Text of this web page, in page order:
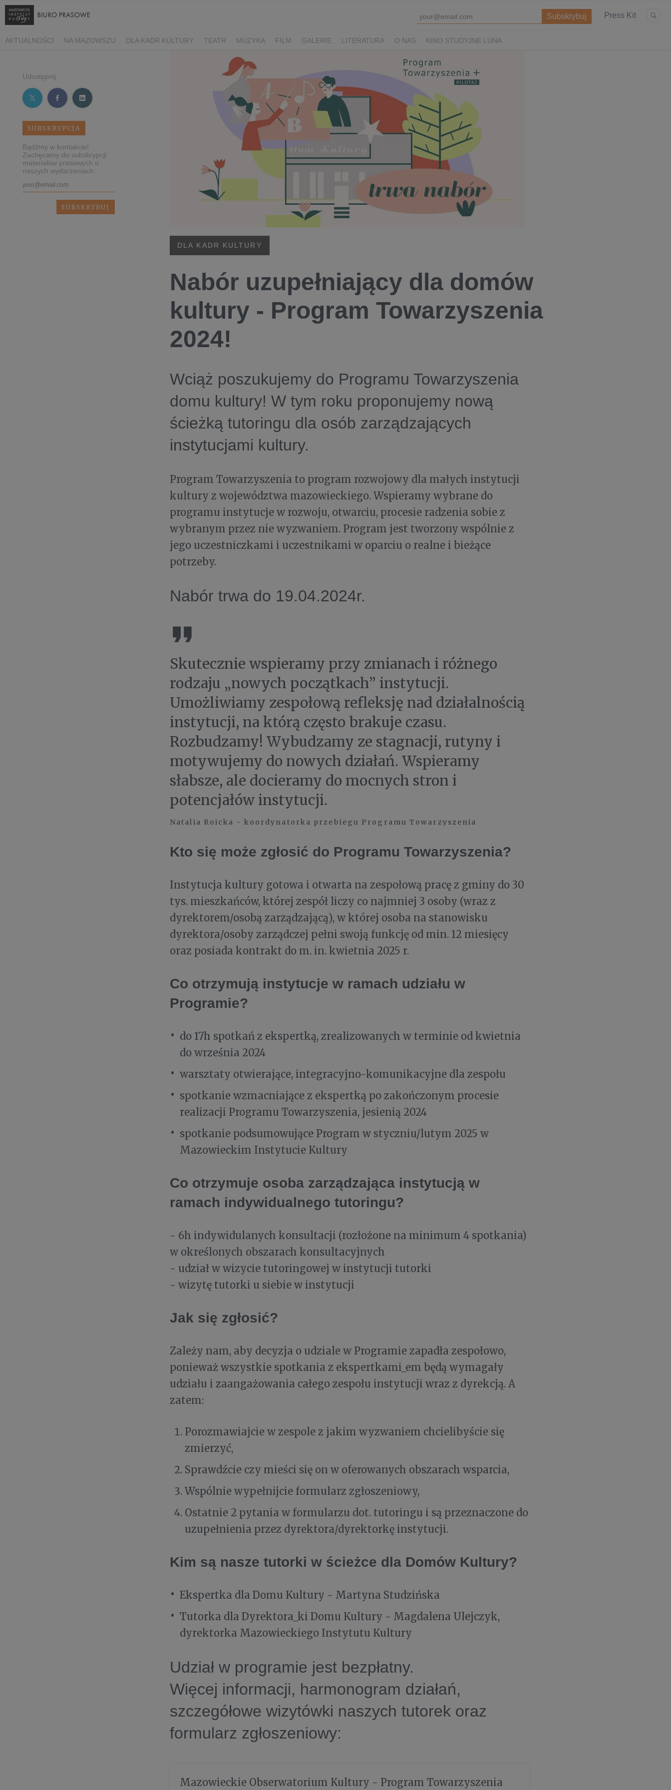
Press Kit
AKTUALNOŚCI NA MAZOWSZU DLA KADR KULTURY TEATR MUZYKA FILM GALERIE LITERATURA O NAS KINO STUDYJNE LUNA
Udostępnij
SUBSKRYPCJA
Bądźmy w kontakcie!
Zachęcamy do subskrypcji
materiałów prasowych o
naszych wydarzeniach.
DLA KADR KULTURY
Nabór uzupełniający dla domów
kultury - Program Towarzyszenia
2024!
Wciąż poszukujemy do Programu Towarzyszenia
domu kultury! W tym roku proponujemy nową
ścieżką tutoringu dla osób zarządzających
instytucjami kultury.
Program Towarzyszenia to program rozwojowy dla małych instytucji
kultury z województwa mazowieckiego. Wspieramy wybrane do
programu instytucje w rozwoju, otwarciu, procesie radzenia sobie z
wybranym przez nie wyzwaniem. Program jest tworzony wspólnie z
jego uczestniczkami i uczestnikami w oparciu o realne i bieżące
potrzeby.
Nabór trwa do 19.04.2024r.
Skutecznie wspieramy przy zmianach i różnego
rodzaju „nowych początkach” instytucji.
Umożliwiamy zespołową refleksję nad działalnością
instytucji, na którą często brakuje czasu.
Rozbudzamy! Wybudzamy ze stagnacji, rutyny i
motywujemy do nowych działań. Wspieramy
słabsze, ale docieramy do mocnych stron i
potencjałów instytucji.
Natalia Roicka - koordynatorka przebiegu Programu Towarzyszenia
Kto się może zgłosić do Programu Towarzyszenia?
Instytucja kultury gotowa i otwarta na zespołową pracę z gminy do 30
tys. mieszkańców, której zespół liczy co najmniej 3 osoby (wraz z
dyrektorem/osobą zarządzającą), w której osoba na stanowisku
dyrektora/osoby zarządczej pełni swoją funkcję od min. 12 miesięcy
oraz posiada kontrakt do m. in. kwietnia 2025 r.
Co otrzymują instytucje w ramach udziału w
Programie?
do 17h spotkań z ekspertką, zrealizowanych w terminie od kwietnia
do września 2024
warsztaty otwierające, integracyjno-komunikacyjne dla zespołu
spotkanie wzmacniające z ekspertką po zakończonym procesie
realizacji Programu Towarzyszenia, jesienią 2024
spotkanie podsumowujące Program w styczniu/lutym 2025 w
Mazowieckim Instytucie Kultury
Co otrzymuje osoba zarządzająca instytucją w
ramach indywidualnego tutoringu?
- 6h indywidulanych konsultacji (rozłożone na minimum 4 spotkania)
w określonych obszarach konsultacyjnych
- udział w wizycie tutoringowej w instytucji tutorki
- wizytę tutorki u siebie w instytucji
Jak się zgłosić?
Zależy nam, aby decyzja o udziale w Programie zapadła zespołowo,
ponieważ wszystkie spotkania z ekspertkami_em będą wymagały
udziału i zaangażowania całego zespołu instytucji wraz z dyrekcją. A
zatem:
Porozmawiajcie w zespole z jakim wyzwaniem chcielibyście się
zmierzyć,
Sprawdźcie czy mieści się on w oferowanych obszarach wsparcia,
Wspólnie wypełnijcie formularz zgłoszeniowy,
Ostatnie 2 pytania w formularzu dot. tutoringu i są przeznaczone do
uzupełnienia przez dyrektora/dyrektorkę instytucji.
Kim są nasze tutorki w ścieżce dla Domów Kultury?
Ekspertka dla Domu Kultury - Martyna Studzińska
Tutorka dla Dyrektora_ki Domu Kultury - Magdalena Ulejczyk,
dyrektorka Mazowieckiego Instytutu Kultury
Udział w programie jest bezpłatny.
Więcej informacji, harmonogram działań,
szczegółowe wizytówki naszych tutorek oraz
formularz zgłoszeniowy:
Mazowieckie Obserwatorium Kultury - Program Towarzyszenia